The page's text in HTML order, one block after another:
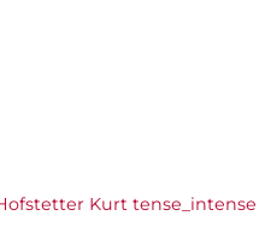
Kurt tense_intense